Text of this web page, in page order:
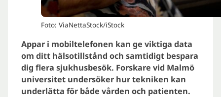
Foto: ViaNettaStock/iStock
Appar i mobiltelefonen kan ge viktiga data
om ditt hälsotillstånd och samtidigt bespara
dig flera sjukhusbesök. Forskare vid Malmö
universitet undersöker hur tekniken kan
underlätta för både vården och patienten.